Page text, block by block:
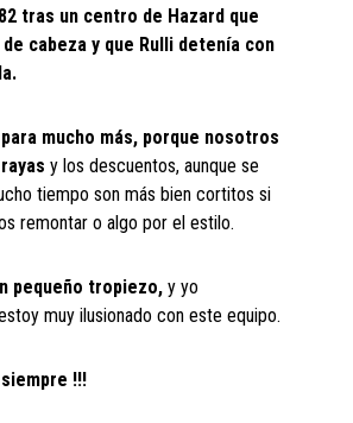
tras un centro de Hazard que
cabeza y que Rulli detenía con
mucho más, porque nosotros
y los descuentos, aunque se
tiempo son más bien cortitos si
remontar o algo por el estilo.
pequeño tropiezo, y yo
muy ilusionado con este equipo.
siempre !!!